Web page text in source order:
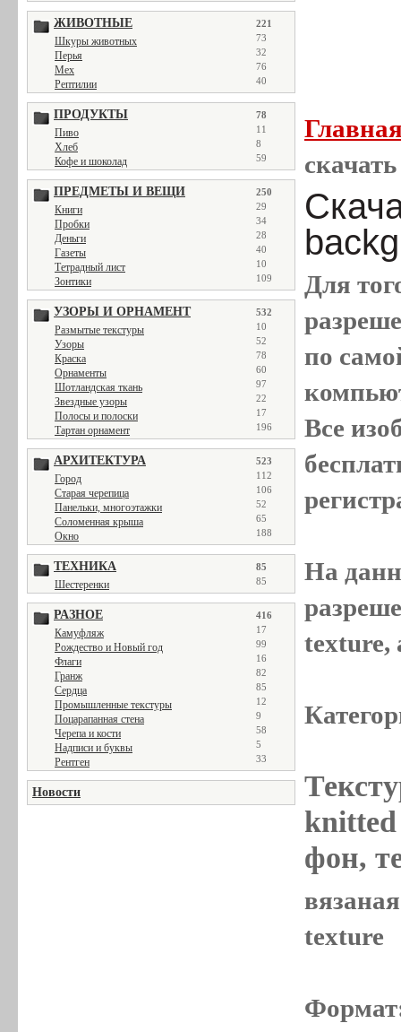
ЖИВОТНЫЕ 221
Шкуры животных 73
Перья 32
Мех 76
Рептилии 40
ПРОДУКТЫ 78
Пиво 11
Хлеб 8
Кофе и шоколад 59
ПРЕДМЕТЫ И ВЕЩИ 250
Книги 29
Пробки 34
Деньги 28
Газеты 40
Тетрадный лист 10
Зонтики 109
УЗОРЫ И ОРНАМЕНТ 532
Размытые текстуры 10
Узоры 52
Краска 78
Орнаменты 60
Шотландская ткань 97
Звездные узоры 22
Полосы и полоски 17
Тартан орнамент 196
АРХИТЕКТУРА 523
Город 112
Старая черепица 106
Панельки, многоэтажки 52
Соломенная крыша 65
Окно 188
ТЕХНИКА 85
Шестеренки 85
РАЗНОЕ 416
Камуфляж 17
Рождество и Новый год 99
Флаги 16
Гранж 82
Сердца 85
Промышленные текстуры 12
Поцарапанная стена 9
Черепа и кости 58
Надписи и буквы 5
Рентген 33
Новости
Для
по
Все
На
texture,
фон,
texture